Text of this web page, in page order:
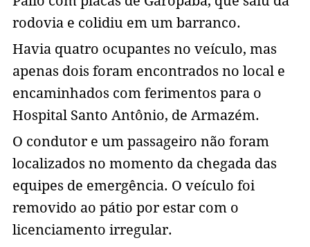
rodovia e colidiu em um barranco.
Havia quatro ocupantes no veículo, mas
apenas dois foram encontrados no local e
encaminhados com ferimentos para o
Hospital Santo Antônio, de Armazém.
O condutor e um passageiro não foram
localizados no momento da chegada das
equipes de emergência. O veículo foi
removido ao pátio por estar com o
licenciamento irregular.